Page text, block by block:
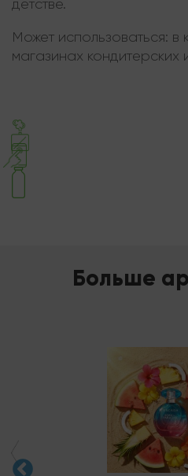
детстве.
Может использоваться: в
магазинах кондитерских
Больше